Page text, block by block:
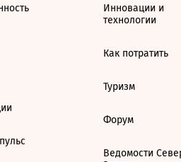
Инновации и
технологии
Как потратить
Туризм
Форум
Ведомости